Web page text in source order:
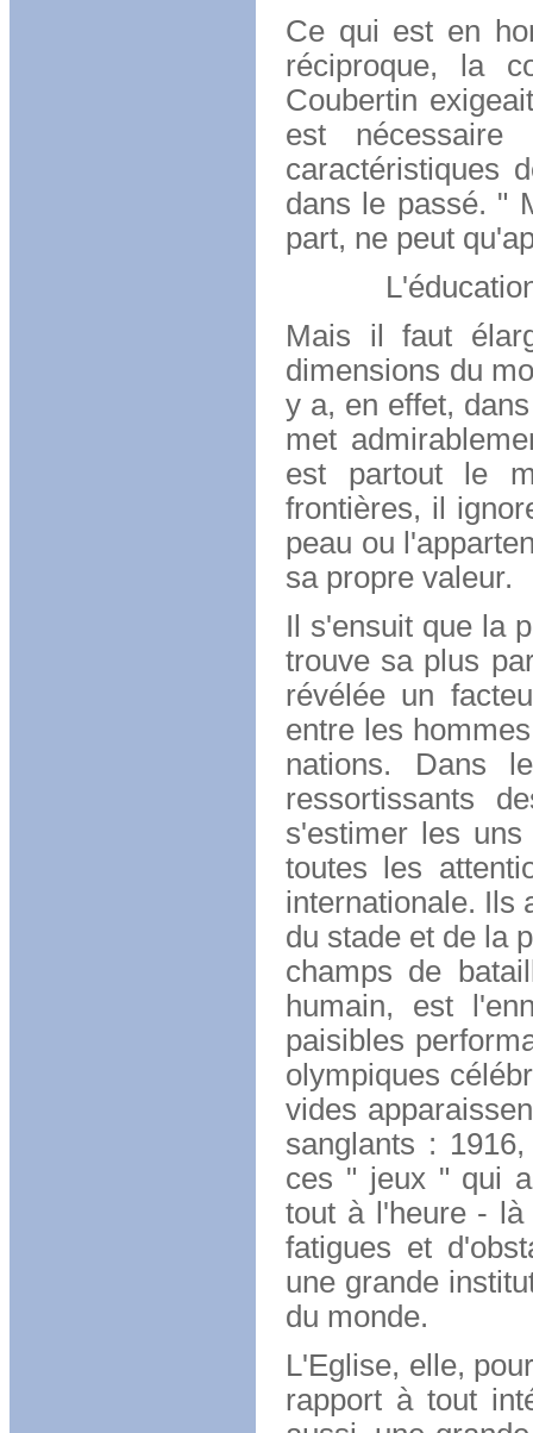
Ce qui est en
réciproque, la
Coubertin
est
caractéristiques
dans le passé. "
part, ne peut
L'éducation
Mais il faut
dimensions du
y a, en effet,
met
est partout le
frontières, il
peau ou
sa propre valeur.
Il s'ensuit que la
trouve sa plus
révélée un
entre les
nations. Dans
ressortissants
s'estimer les
toutes les
internationale. Ils
du stade et de la
champs de
humain, est
paisibles
olympiques
vides
sanglants :
ces " jeux " qui
tout à l'heure - là
fatigues et
une grande
du monde.
L'Eglise, elle,
rapport à tout